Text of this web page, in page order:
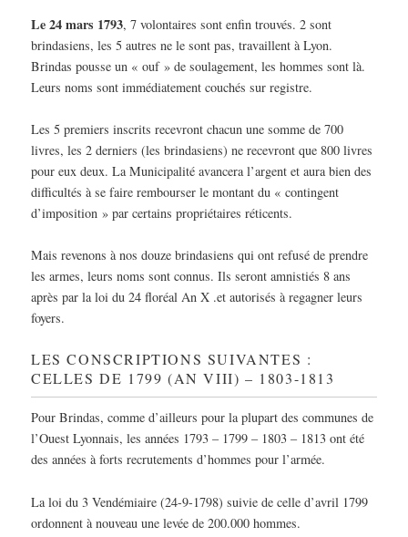
Le 24 mars 1793, 7 volontaires sont enfin trouvés. 2 sont
brindasiens, les 5 autres ne le sont pas, travaillent à Lyon.
Brindas pousse un « ouf » de soulagement, les hommes sont là.
Leurs noms sont immédiatement couchés sur registre.
Les 5 premiers inscrits recevront chacun une somme de 700
livres, les 2 derniers (les brindasiens) ne recevront que 800 livres
pour eux deux. La Municipalité avancera l’argent et aura bien des
difficultés à se faire rembourser le montant du « contingent
d’imposition » par certains propriétaires réticents.
Mais revenons à nos douze brindasiens qui ont refusé de prendre
les armes, leurs noms sont connus. Ils seront amnistiés 8 ans
après par la loi du 24 floréal An X .et autorisés à regagner leurs
foyers.
LES CONSCRIPTIONS SUIVANTES :
CELLES DE 1799 (AN VIII) – 1803-1813
Pour Brindas, comme d’ailleurs pour la plupart des communes de
l’Ouest Lyonnais, les années 1793 – 1799 – 1803 – 1813 ont été
des années à forts recrutements d’hommes pour l’armée.
La loi du 3 Vendémiaire (24-9-1798) suivie de celle d’avril 1799
ordonnent à nouveau une levée de 200.000 hommes.